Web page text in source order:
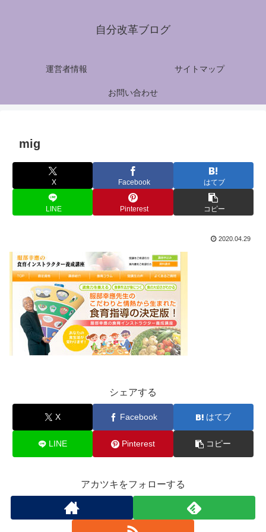
自分改革ブログ
運営者情報 サイトマップ
お問い合わせ
mig
X Facebook はてブ
LINE Pinterest コピー
2020.04.29
シェアする
X Facebook はてブ
LINE Pinterest コピー
アカツキをフォローする